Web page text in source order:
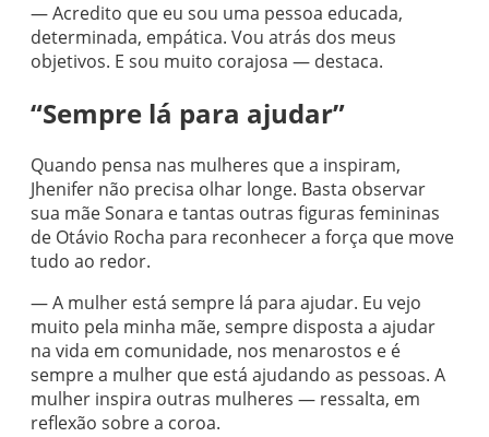
— Acredito que eu sou uma pessoa educada,
determinada, empática. Vou atrás dos meus
objetivos. E sou muito corajosa — destaca.
“Sempre lá para ajudar”
Quando pensa nas mulheres que a inspiram,
Jhenifer não precisa olhar longe. Basta observar
sua mãe Sonara e tantas outras figuras femininas
de Otávio Rocha para reconhecer a força que move
tudo ao redor.
— A mulher está sempre lá para ajudar. Eu vejo
muito pela minha mãe, sempre disposta a ajudar
na vida em comunidade, nos menarostos e é
sempre a mulher que está ajudando as pessoas. A
mulher inspira outras mulheres — ressalta, em
reflexão sobre a coroa.